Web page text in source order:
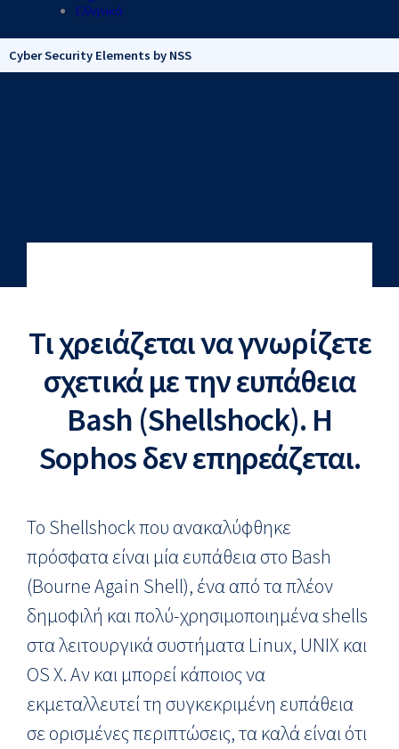
Ελληνικά
Cyber Security Elements by NSS
Τι χρειάζεται να γνωρίζετε
σχετικά με την ευπάθεια
Bash (Shellshock). Η
Sophos δεν επηρεάζεται.
To Shellshock που ανακαλύφθηκε
πρόσφατα είναι μία ευπάθεια στο Bash
(Bourne Again Shell), ένα από τα πλέον
δημοφιλή και πολύ-χρησιμοποιημένα shells
στα λειτουργικά συστήματα Linux, UNIX και
OS X. Αν και μπορεί κάποιος να
εκμεταλλευτεί τη συγκεκριμένη ευπάθεια
σε ορισμένες περιπτώσεις, τα καλά είναι ότι